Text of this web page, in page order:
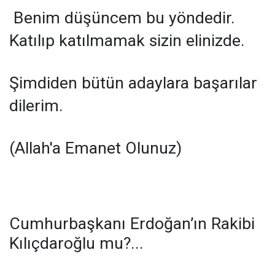
Benim düşüncem bu yöndedir.
Katılıp katılmamak sizin elinizde.
Şimdiden bütün adaylara başarılar
dilerim.
(Allah'a Emanet Olunuz)
Cumhurbaşkanı Erdoğan’ın Rakibi
Kılıçdaroğlu mu?...